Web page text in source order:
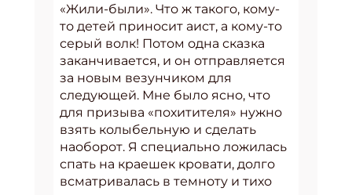
«Жили-были». Что ж такого, кому-
то детей приносит аист, а кому-то
серый волк! Потом одна сказка
заканчивается, и он отправляется
за новым везунчиком для
следующей. Мне было ясно, что
для призыва «похитителя» нужно
взять колыбельную и сделать
наоборот. Я специально ложилась
спать на краешек кровати, долго
всматривалась в темноту и тихо